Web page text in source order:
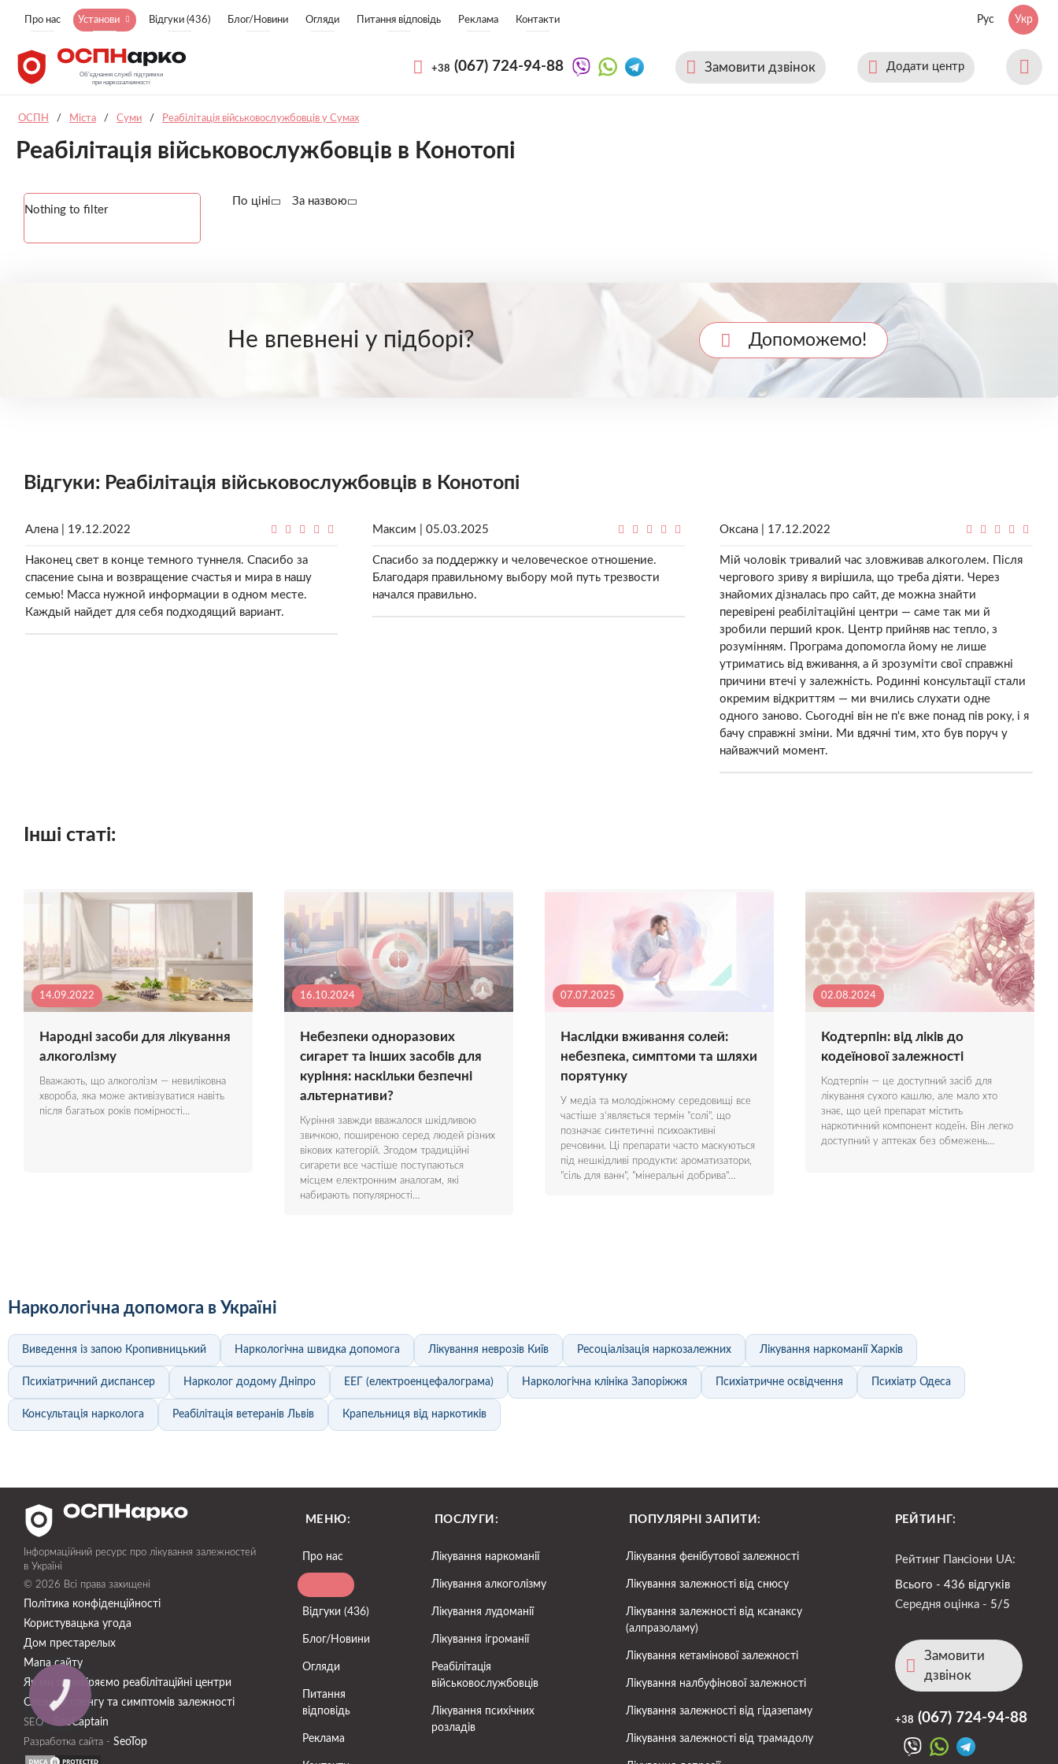
Про нас Установи Відгуки (436) Блог/Новини Огляди Питання відповідь Реклама Контакти Рус Укр
+38 (067) 724-94-88 Замовити дзвінок Додати центр
ОСПН / Міста / Суми / Реабілітація військовослужбовців у Сумах
Реабілітація військовослужбовців в Конотопі
Nothing to filter
По ціні За назвою
Не впевнені у підборі? Допоможемо!
Відгуки: Реабілітація військовослужбовців в Конотопі
Алена | 19.12.2022
Наконец свет в конце темного туннеля. Спасибо за
спасение сына и возвращение счастья и мира в нашу
семью! Масса нужной информации в одном месте.
Каждый найдет для себя подходящий вариант.
Максим | 05.03.2025
Спасибо за поддержку и человеческое отношение.
Благодаря правильному выбору мой путь трезвости
начался правильно.
Оксана | 17.12.2022
Мій чоловік тривалий час зловживав алкоголем. Після
чергового зриву я вирішила, що треба діяти. Через
знайомих дізналась про сайт, де можна знайти
перевірені реабілітаційні центри — саме так ми й
зробили перший крок. Центр прийняв нас тепло, з
розумінням. Програма допомогла йому не лише
утриматись від вживання, а й зрозуміти свої справжні
причини втечі у залежність. Родинні консультації стали
окремим відкриттям — ми вчились слухати одне
одного заново. Сьогодні він не п'є вже понад пів року, і я
бачу справжні зміни. Ми вдячні тим, хто був поруч у
найважчий момент.
Інші статі:
14.09.2022
Народні засоби для лікування
алкоголізму
Вважають, що алкоголізм — невиліковна
хвороба, яка може активізуватися навіть
після багатьох років помірності…
16.10.2024
Небезпеки одноразових
сигарет та інших засобів для
куріння: наскільки безпечні
альтернативи?
Куріння завжди вважалося шкідливою
звичкою, поширеною серед людей різних
вікових категорій. Згодом традиційні
сигарети все частіше поступаються
місцем електронним аналогам, які
набирають популярності…
07.07.2025
Наслідки вживання солей:
небезпека, симптоми та шляхи
порятунку
У медіа та молодіжному середовищі все
частіше з’являється термін "солі", що
позначає синтетичні психоактивні
речовини. Ці препарати часто маскуються
під нешкідливі продукти: ароматизатори,
"сіль для ванн", "мінеральні добрива"…
02.08.2024
Кодтерпін: від ліків до
кодеїнової залежності
Кодтерпін — це доступний засіб для
лікування сухого кашлю, але мало хто
знає, що цей препарат містить
наркотичний компонент кодеїн. Він легко
доступний у аптеках без обмежень…
Наркологічна допомога в Україні
Виведення із запою Кропивницький Наркологічна швидка допомога Лікування неврозів Київ Ресоціалізація наркозалежних Лікування наркоманії Харків
Психіатричний диспансер Нарколог додому Дніпро ЕЕГ (електроенцефалограма) Наркологічна клініка Запоріжжя Психіатричне освідчення Психіатр Одеса
Консультація нарколога Реабілітація ветеранів Львів Крапельниця від наркотиків
Інформаційний ресурс про лікування залежностей
в Україні
© 2026 Всі права захищені
Політика конфіденційності
Користувацька угода
Дом престарелых
Мапа сайту
Як ми перевіряємо реабілітаційні центри
Словник сленгу та симптомів залежності
SEO - SeoСaptain
Разработка сайта - SeoTop
МЕНЮ:
Про нас
Відгуки (436)
Блог/Новини
Огляди
Питання
відповідь
Реклама
ПОСЛУГИ:
Лікування наркоманії
Лікування алкоголізму
Лікування лудоманії
Лікування ігроманії
Реабілітація
військовослужбовців
Лікування психічних
розладів
ПОПУЛЯРНІ ЗАПИТИ:
Лікування фенібутової залежності
Лікування залежності від снюсу
Лікування залежності від ксанаксу
(алпразоламу)
Лікування кетамінової залежності
Лікування налбуфінової залежності
Лікування залежності від гідазепаму
Лікування залежності від трамадолу
РЕЙТИНГ:
Рейтинг Пансіони UA:
Всього - 436 відгуків
Середня оцінка - 5/5
Замовити
дзвінок
+38 (067) 724-94-88